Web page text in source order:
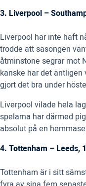
3. Liverpool –
Liverpool har inte haft
trodde att säsongen
åtminstone segrar mot
kanske har det
gjort det bra under
Liverpool vilade hela
spelarna har därmed
absolut på en
4. Tottenham – Leeds,
Tottenham är i sitt